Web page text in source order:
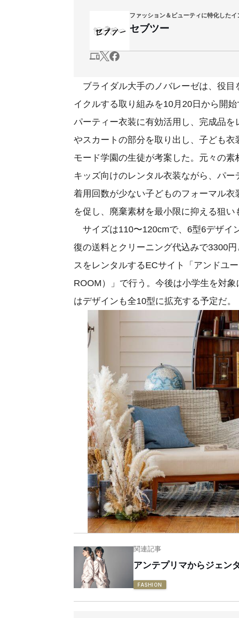
ファッション＆ビューティに特化した
セブツー
ブライダル大手のノバレーゼは、役目
イクルする取り組みを10月20日から開
パーティー衣装に有効活用し、完成品
やスカートの部分を取り出し、子ども
モード学園の生徒が考案した。元々の素
キッズ向けのレンタル衣装ながら、パー
着用回数が少ない子どものフォーマル
を促し、廃棄素材を最小限に抑える狙い
サイズは110〜120cmで、6型6デザイ
復の送料とクリーニング代込みで3300
スをレンタルするECサイト「アンドユ
ROOM）」で行う。今後は小学生を対
はデザインも全10型に拡充する予定だ。
関連記事
アンテプリマからジェン
FASHION